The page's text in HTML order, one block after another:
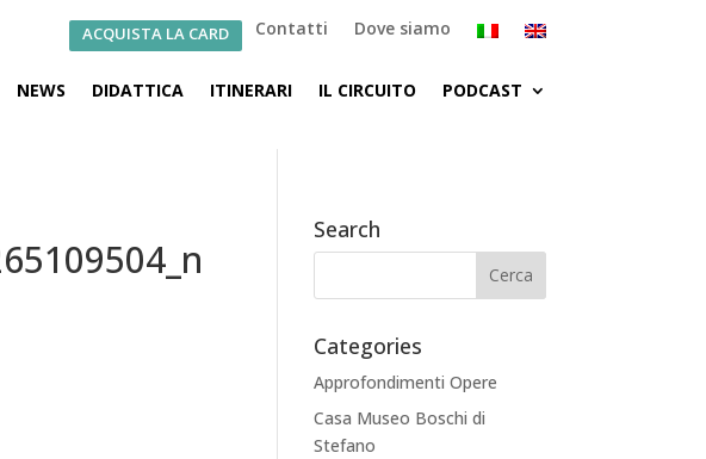
ACQUISTA LA CARD Contatti Dove siamo
NEWS DIDATTICA ITINERARI IL CIRCUITO PODCAST
Search
Categories
Approfondimenti Opere
Casa Museo Boschi di
Stefano